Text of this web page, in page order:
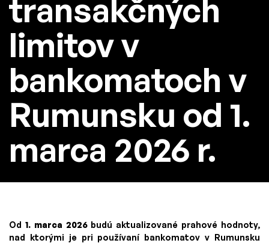
transakčných
limitov v
bankomatoch v
Rumunsku od 1.
marca 2026 r.
Od 1. marca 2026budú aktualizované prahové hodnoty,
nad ktorými je pri používaní bankomatov v Rumunsku